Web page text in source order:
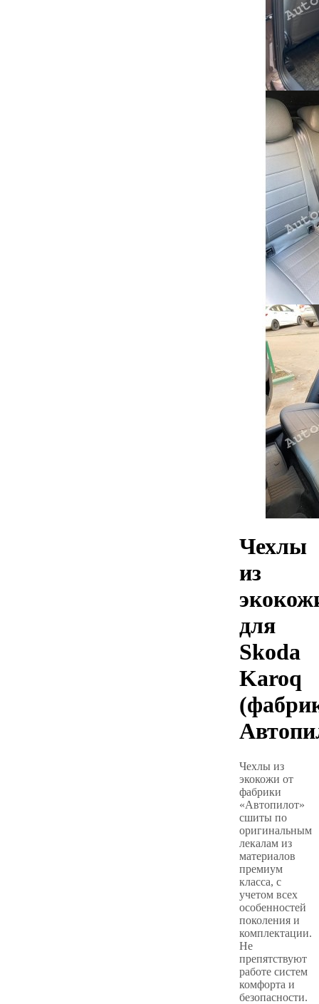
Чехлы
из
для
Skoda
Karoq
Чехлы из
экокожи от
фабрики
«Автопилот»
сшиты по
оригинальным
лекалам из
материалов
премиум
класса, с
учетом всех
особенностей
поколения и
комплектации.
Не
препятствуют
работе систем
комфорта и
безопасности.